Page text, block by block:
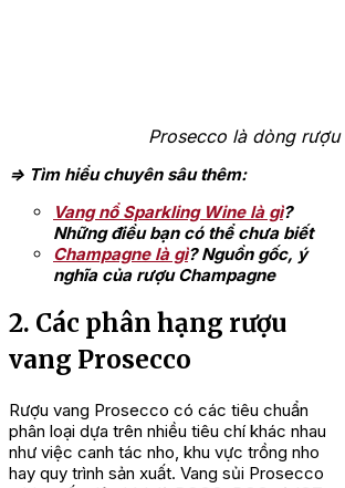
Prosecco là dòng
=> Tìm hiểu chuyên sâu thêm:
Vang nổ Sparkling Wine là gì?
Những điều bạn có thể chưa biết
Champagne là gì? Nguồn gốc, ý
nghĩa của rượu Champagne
2. Các phân hạng rượu
vang Prosecco
Rượu vang Prosecco có các tiêu chuẩn
phân loại dựa trên nhiều tiêu chí khác nhau
như việc canh tác nho, khu vực trồng nho
hay quy trình sản xuất. Vang sủi Prosecco